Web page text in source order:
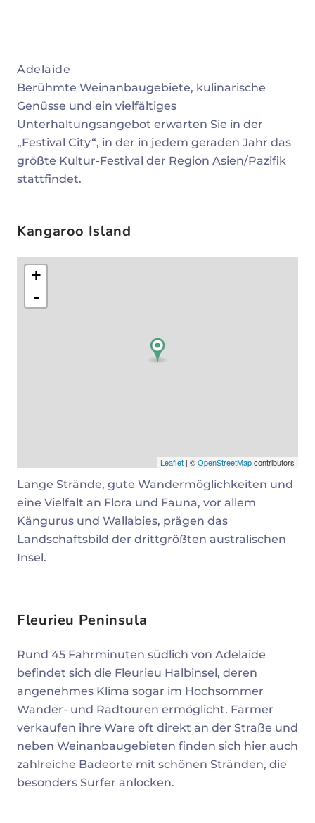
Adelaide
Berühmte Weinanbaugebiete, kulinarische
Genüsse und ein vielfältiges
Unterhaltungsangebot erwarten Sie in der
„Festival City“, in der in jedem geraden Jahr das
größte Kultur-Festival der Region Asien/Pazifik
stattfindet.
Kangaroo Island
+
-
Leaflet | ©OpenStreetMapcontributors
Lange Strände, gute Wandermöglichkeiten und
eine Vielfalt an Flora und Fauna, vor allem
Kängurus und Wallabies, prägen das
Landschaftsbild der drittgrößten australischen
Insel.
Fleurieu Peninsula
Rund 45 Fahrminuten südlich von Adelaide
befindet sich die Fleurieu Halbinsel, deren
angenehmes Klima sogar im Hochsommer
Wander- und Radtouren ermöglicht. Farmer
verkaufen ihre Ware oft direkt an der Straße und
neben Weinanbaugebieten finden sich hier auch
zahlreiche Badeorte mit schönen Stränden, die
besonders Surfer anlocken.